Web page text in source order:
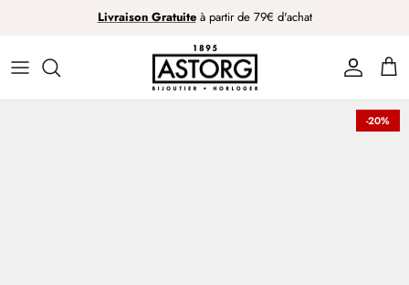
Livraison Gratuiteà partir de 79€ d'achat
-20%